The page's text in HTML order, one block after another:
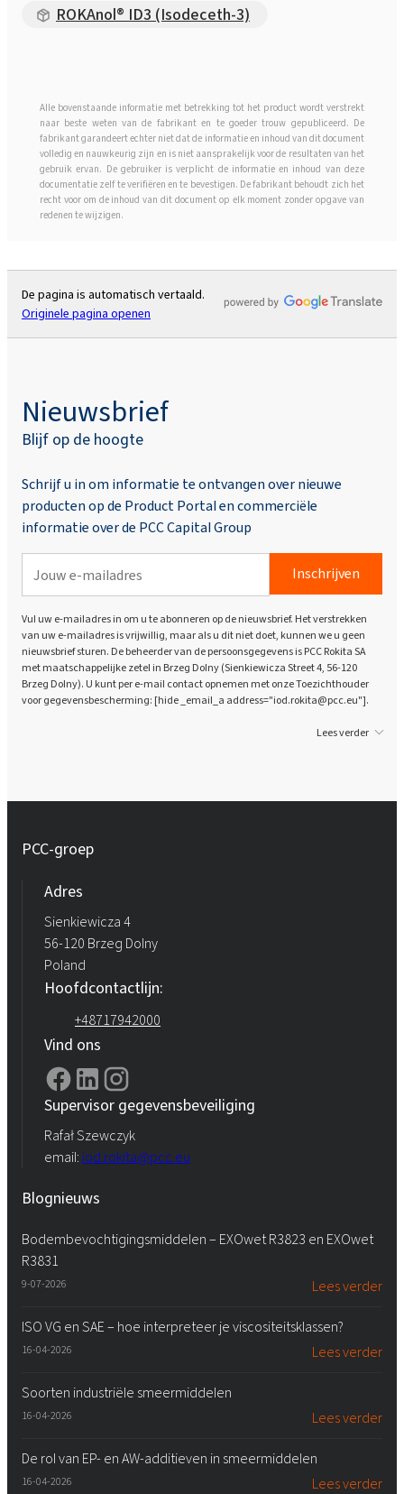
ROKAnol® ID3 (Isodeceth-3)
Alle bovenstaande informatie met betrekking tot het product wordt verstrekt
naar beste weten van de fabrikant en te goeder trouw gepubliceerd. De
fabrikant garandeert echter niet dat de informatie en inhoud van dit document
volledig en nauwkeurig zijn en is niet aansprakelijk voor de resultaten van het
gebruik ervan. De gebruiker is verplicht de informatie en inhoud van deze
documentatie zelf te verifiëren en te bevestigen. De fabrikant behoudt zich het
recht voor om de inhoud van dit document op elk moment zonder opgave van
redenen te wijzigen.
De pagina is automatisch vertaald.
Originele pagina openen
Nieuwsbrief
Blijf op de hoogte
Schrijf u in om informatie te ontvangen over nieuwe
producten op de Product Portal en commerciële
informatie over de PCC Capital Group
Inschrijven
Vul uw e-mailadres in om u te abonneren op de nieuwsbrief. Het verstrekken
van uw e-mailadres is vrijwillig, maar als u dit niet doet, kunnen we u geen
nieuwsbrief sturen. De beheerder van de persoonsgegevens is PCC Rokita SA
met maatschappelijke zetel in Brzeg Dolny (Sienkiewicza Street 4, 56-120
Brzeg Dolny). U kunt per e-mail contact opnemen met onze Toezichthouder
voor gegevensbescherming: [hide _email_a address="iod.rokita@pcc.eu"].
Lees verder
PCC-groep
Adres
Sienkiewicza 4
56-120 Brzeg Dolny
Poland
Hoofdcontactlijn:
+48717942000
Vind ons
Supervisor gegevensbeveiliging
Rafał Szewczyk
email: iod.rokita@pcc.eu
Blognieuws
Bodembevochtigingsmiddelen – EXOwet R3823 en EXOwet
R3831
9-07-2026 Lees verder
ISO VG en SAE – hoe interpreteer je viscositeitsklassen?
16-04-2026 Lees verder
Soorten industriële smeermiddelen
16-04-2026 Lees verder
De rol van EP- en AW-additieven in smeermiddelen
16-04-2026 Lees verder